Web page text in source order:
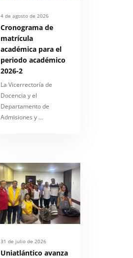
4 de agosto de 2026
Cronograma de
matrícula
académica para el
periodo académico
2026-2
La Vicerrectoría de
Docencia y el
Departamento de
Admisiones y …
31 de julio de 2026
Uniatlántico avanza